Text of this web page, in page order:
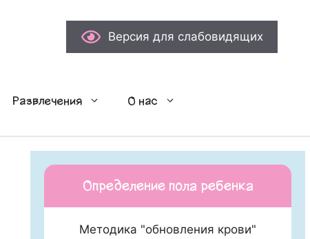
Версия для слабовидящих
Развлечения О нас
Определение пола ребенка
Методика "обновления крови"